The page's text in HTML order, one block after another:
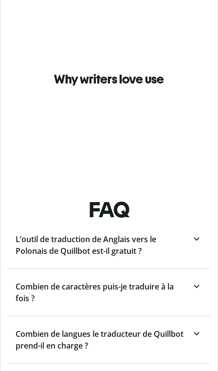
Why writers love use
FAQ
L’outil de traduction de Anglais vers le
Polonais de Quillbot est-il gratuit ?
Combien de caractères puis-je traduire à la
fois ?
Combien de langues le traducteur de Quillbot
prend-il en charge ?